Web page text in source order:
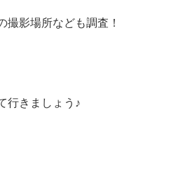
撮影場所なども調査！
行きましょう♪